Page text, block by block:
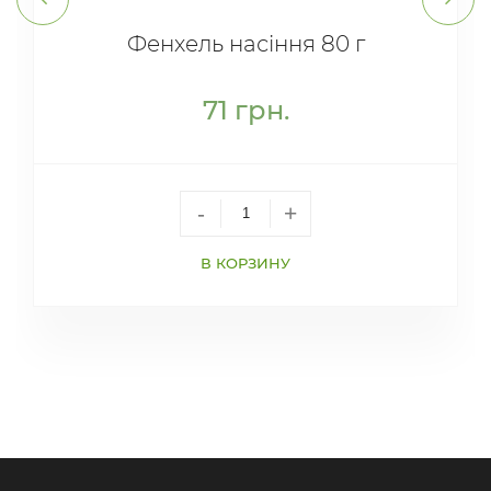
Фенхель насіння 80 г
71 грн.
- +
В КОРЗИНУ